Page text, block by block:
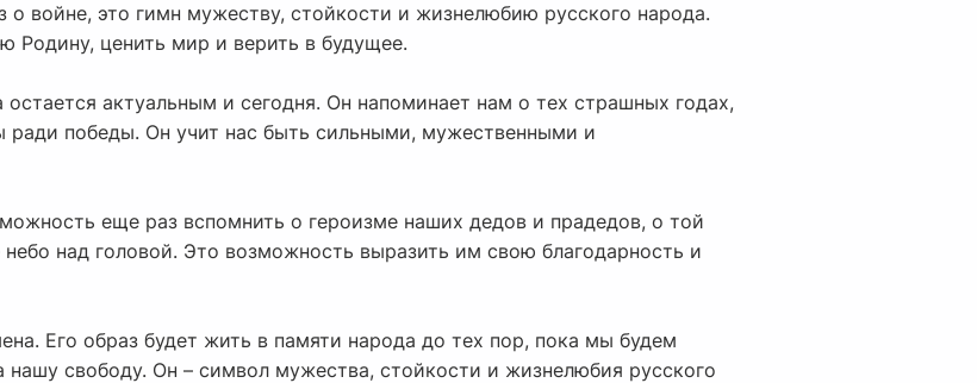
о войне, это гимн мужеству, стойкости и жизнелюбию русского народа.
Родину, ценить мир и верить в будущее.
актуальным и сегодня. Он напоминает нам о тех страшных годах,
ради победы. Он учит нас быть сильными, мужественными и
еще раз вспомнить о героизме наших дедов и прадедов, о той
над головой. Это возможность выразить им свою благодарность и
Его образ будет жить в памяти народа до тех пор, пока мы будем
нашу свободу. Он – символ мужества, стойкости и жизнелюбия русского